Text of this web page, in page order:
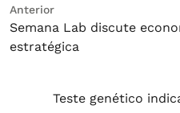
Navegação
de
Anterior
Post
anterior:
Semana Lab discute
estratégica
Teste genético